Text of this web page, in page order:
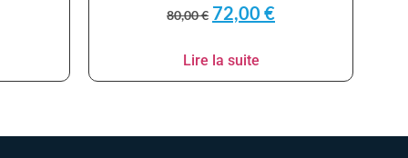
80,00€ 72,00 €
Lire la suite